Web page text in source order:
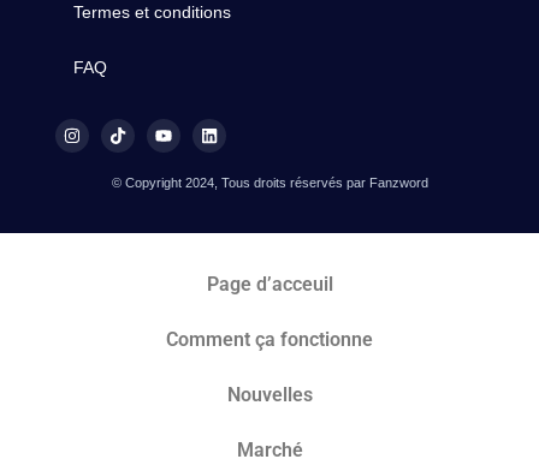
Termes et conditions
FAQ
© Copyright 2024, Tous droits réservés par Fanzword
Page d’acceuil
Comment ça fonctionne
Nouvelles
Marché​